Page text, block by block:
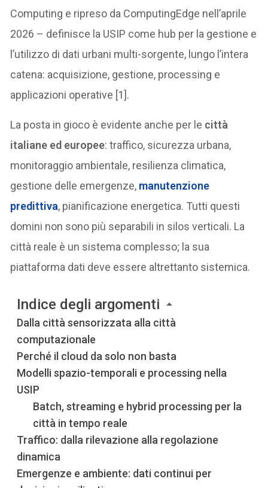
Computing e ripreso da ComputingEdge nell’aprile
2026 – definisce la USIP come hub per la gestione e
l’utilizzo di dati urbani multi-sorgente, lungo l’intera
catena: acquisizione, gestione, processing e
applicazioni operative [1].
La posta in gioco è evidente anche per le città
italiane ed europee: traffico, sicurezza urbana,
monitoraggio ambientale, resilienza climatica,
gestione delle emergenze, manutenzione
predittiva, pianificazione energetica. Tutti questi
domini non sono più separabili in silos verticali. La
città reale è un sistema complesso; la sua
piattaforma dati deve essere altrettanto sistemica.
Indice degli argomenti
Dalla città sensorizzata alla città
computazionale
Perché il cloud da solo non basta
Modelli spazio-temporali e processing nella
USIP
Batch, streaming e hybrid processing per la
città in tempo reale
Traffico: dalla rilevazione alla regolazione
dinamica
Emergenze e ambiente: dati continui per